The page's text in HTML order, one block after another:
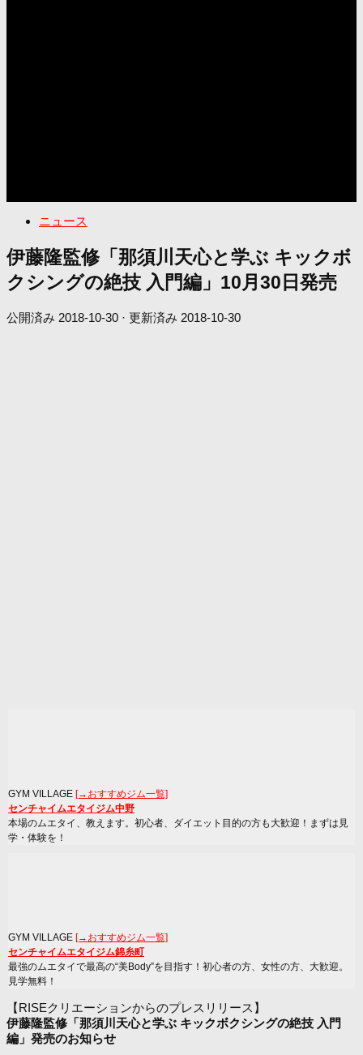
ニュース
伊藤隆監修「那須川天心と学ぶ キックボ
クシングの絶技 入門編」10月30日発売
公開済み 2018-10-30 · 更新済み 2018-10-30
GYM VILLAGE [→おすすめジム一覧]
センチャイムエタイジム中野
本場のムエタイ、教えます。初心者、ダイエット目的の方も大歓迎！まずは見
学・体験を！
GYM VILLAGE [→おすすめジム一覧]
センチャイムエタイジム錦糸町
最強のムエタイで最高の“美Body”を目指す！初心者の方、女性の方、大歓迎。
見学無料！
【RISEクリエーションからのプレスリリース】
伊藤隆監修「那須川天心と学ぶ キックボクシングの絶技 入門
編」発売のお知らせ